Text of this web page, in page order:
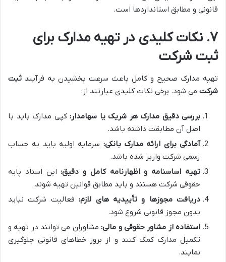
قانونی و مطابق استانداردها است.
۷. نکات کلیدی در تهیه مدارک برای
ثبت شرکت
تهیه مدارک صحیح و کامل باعث سرعت بخشیدن به فرآیند ثبت
شرکت می شود. برخی نکات کلیدی عبارتند از:
بررسی دقیق مدارک هر شریک یا سهامدار: کپی مدارک باید با
اصل آن مطابقت داشته باشد.
آمادگی برای ارائه مدارک بانکی: سرمایه اولیه باید به حساب
رسمی شرکت واریز شده باشد.
تهیه اساسنامه و اظهارنامه کامل و دقیق:این اسناد پایه
حقوقی شرکت هستند و باید مطابق قوانین تهیه شوند.
دریافت مجوزها و تأییدیه های لازم:فعالیت شرکت نباید
بدون مجوز قانونی شروع شود.
استفاده از مشاور حقوقی و مالی:مشاوران می توانند در تهیه و
تکمیل مدارک کمک کنند و از بروز خطاهای قانونی جلوگیری
نمایند.